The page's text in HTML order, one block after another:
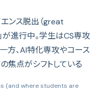
ンス脱出（great
進行中。学生はCS専攻
方、AI特化専攻やコース
焦点がシフトしている
(and where students are